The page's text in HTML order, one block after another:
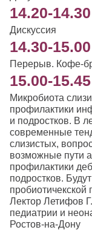
14.20-14.30
Дискуссия
14.30-15.00
Перерыв. Кофе-
15.00-15.45
Микробиота
профилактики
и подростков. В
современные
слизистых,
возможные пути
профилактики
подростков.
Лектор Летифов
педиатрии и
Ростов-на-Дону